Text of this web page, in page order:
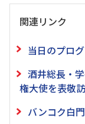
関連リンク
当日のプロ
酒井総長・
権大使を表敬
バンコク白